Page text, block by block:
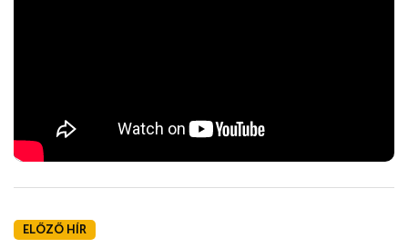
ELŐZŐ HÍR